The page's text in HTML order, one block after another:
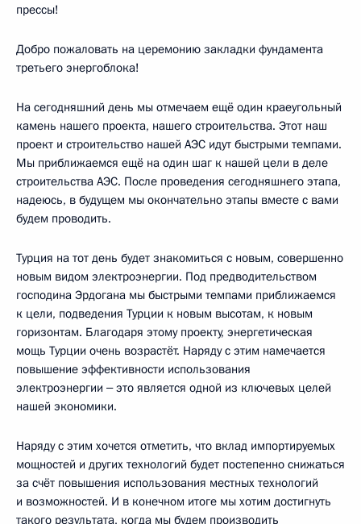
прессы!
Добро пожаловать на церемонию закладки фундамента
третьего энергоблока!
На сегодняшний день мы отмечаем ещё один краеугольный
камень нашего проекта, нашего строительства. Этот наш
проект и строительство нашей АЭС идут быстрыми темпами.
Мы приближаемся ещё на один шаг к нашей цели в деле
строительства АЭС. После проведения сегодняшнего этапа,
надеюсь, в будущем мы окончательно этапы вместе с вами
будем проводить.
Турция на тот день будет знакомиться с новым, совершенно
новым видом электроэнергии. Под предводительством
господина Эрдогана мы быстрыми темпами приближаемся
к цели, подведения Турции к новым высотам, к новым
горизонтам. Благодаря этому проекту, энергетическая
мощь Турции очень возрастёт. Наряду с этим намечается
повышение эффективности использования
электроэнергии ‒ это является одной из ключевых целей
нашей экономики.
Наряду с этим хочется отметить, что вклад импортируемых
мощностей и других технологий будет постепенно снижаться
за счёт повышения использования местных технологий
и возможностей. И в конечном итоге мы хотим достигнуть
такого результата, когда мы будем производить